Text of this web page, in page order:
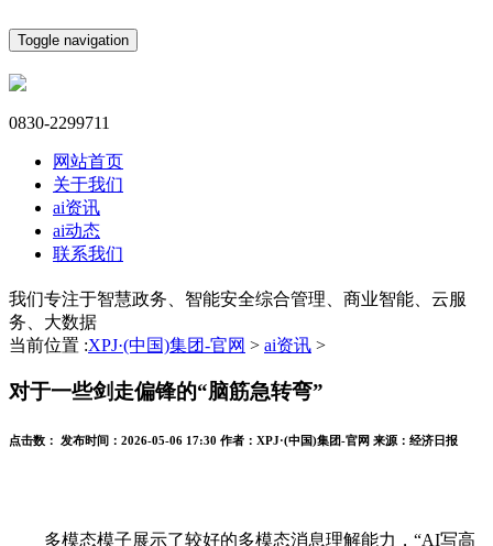
Toggle navigation
0830-2299711
网站首页
关于我们
ai资讯
ai动态
联系我们
我们专注于智慧政务、智能安全综合管理、商业智能、云服
务、大数据
当前位置 :XPJ·(中国)集团-官网 > ai资讯 >
对于一些剑走偏锋的“脑筋急转弯”
点击数： 发布时间： 2026-05-06 17:30 作者： XPJ·(中国)集团-官网 来源： 经济日报
多模态模子展示了较好的多模态消息理解能力，“AI写高